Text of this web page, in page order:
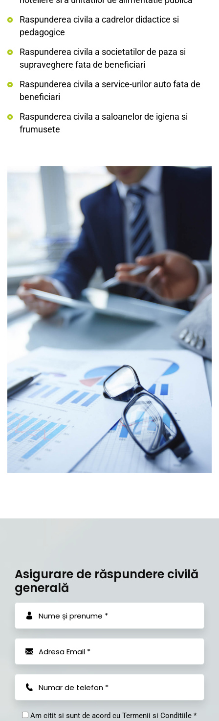
Raspunderea civila a cadrelor didactice si
pedagogice
Raspunderea civila a societatilor de paza si
supraveghere fata de beneficiari
Raspunderea civila a service-urilor auto fata de
beneficiari
Raspunderea civila a saloanelor de igiena si
frumusete
Asigurare de răspundere civilă
generală
Am citit si sunt de acord cu Termenii si Conditiile *